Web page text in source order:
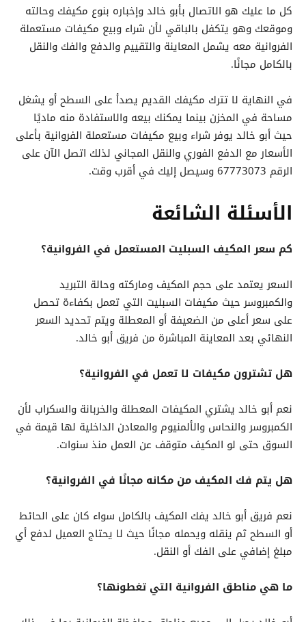
كل ما عليك هو الاتصال بأبو خالد وإخباره بنوع مكيفك وحالته
وموقعك وهو يتكفل بالباقي لأن شراء وبيع مكيفات مستعملة
الفروانية معه يشمل المعاينة والتقييم والدفع والفك والنقل
بالكامل مجانًا.
في النهاية لا تترك مكيفك القديم يصدأ على السطح أو يشغل
مساحة في المخزن بينما يمكنك بيعه والاستفادة منه ماديًا
حيث أبو خالد يوفر شراء وبيع مكيفات مستعملة الفروانية بأعلى
الأسعار مع الدفع الفوري والنقل المجاني لذلك اتصل الآن على
الرقم 67773073 وسيصل إليك في أقرب وقت.
الأسئلة الشائعة
كم سعر المكيف السبليت المستعمل في الفروانية؟
السعر يعتمد على حجم المكيف وماركته وحالة التبريد
والكمبروسر حيث مكيفات السبليت التي تعمل بكفاءة تحصل
على سعر أعلى من الضعيفة أو المعطلة ويتم تحديد السعر
النهائي بعد المعاينة المباشرة من فريق أبو خالد.
هل تشترون مكيفات لا تعمل في الفروانية؟
نعم أبو خالد يشتري المكيفات المعطلة والخربانة والسكراب لأن
الكمبروسر والنحاس والألمنيوم والمعادن الداخلية لها قيمة في
السوق حتى لو المكيف متوقف عن العمل منذ سنوات.
هل يتم فك المكيف من مكانه مجانًا في الفروانية؟
نعم فريق أبو خالد يفك المكيف بالكامل سواء كان على الحائط
أو السطح ثم ينقله ويحمله مجانًا حيث لا يحتاج العميل لدفع أي
مبلغ إضافي على الفك أو النقل.
ما هي مناطق الفروانية التي تغطونها؟